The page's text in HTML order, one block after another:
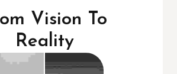
Vision To
Reality